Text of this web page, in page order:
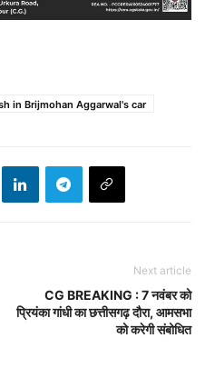
in Brijmohan Aggarwal's car
Next article
CG BREAKING : 7 नवंबर को
प्रियंका गांधी का छत्तीसगढ़ दौरा, आमसभा
को करेगी संबोधित